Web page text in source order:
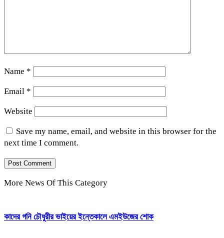
Name *
Email *
Website
Save my name, email, and website in this browser for the
next time I comment.
More News Of This Category
কাদের গনি চৌধুরীর ভাইয়ের ইন্তেকালে এমইউজের শোক